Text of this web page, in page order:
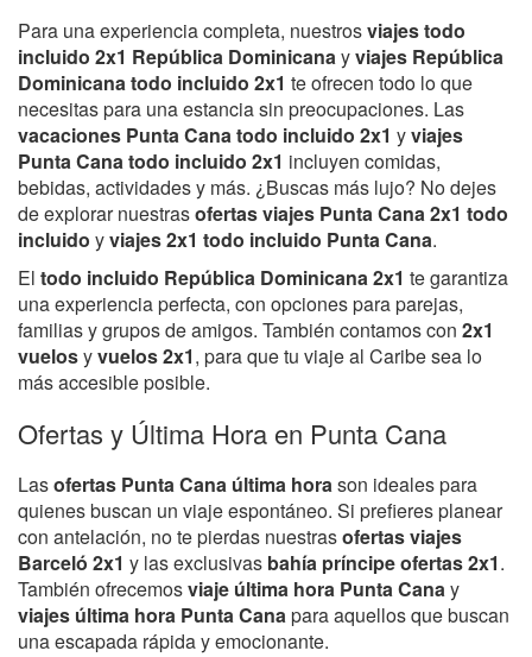
Para una experiencia completa, nuestrosviajes todo
incluido 2x1 República Dominicanayviajes República
Dominicana todo incluido 2x1 te ofrecen todo lo que
necesitas para una estancia sin preocupaciones. Las
vacaciones Punta Cana todo incluido 2x1 yviajes
Punta Cana todo incluido 2x1 incluyen comidas,
bebidas, actividades y más. ¿Buscas más lujo? No dejes
de explorar nuestrasofertas viajes Punta Cana 2x1 todo
incluido yviajes 2x1 todo incluido Punta Cana.
El todo incluido República Dominicana 2x1 te garantiza
una experiencia perfecta, con opciones para parejas,
familias y grupos de amigos. También contamos con 2x1
vuelosyvuelos 2x1, para que tu viaje al Caribe sea lo
más accesible posible.
Ofertas y Última Hora en Punta Cana
Lasofertas Punta Cana última horason ideales para
quienes buscan un viaje espontáneo. Si prefieres planear
con antelación, no te pierdas nuestrasofertas viajes
Barceló 2x1 y las exclusivas bahía príncipe ofertas 2x1.
También ofrecemosviaje última hora Punta Canay
viajes última hora Punta Canapara aquellos que buscan
una escapada rápida y emocionante.